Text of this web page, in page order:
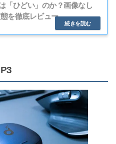
「ひどい」のか？画像なし
を徹底レビュー